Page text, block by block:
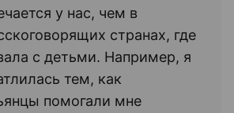
у нас, чем в
странах, где
с детьми. Например, я
тем, как
помогали мне